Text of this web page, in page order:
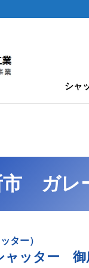
シャ
市 ガレ
ター）
ャッター